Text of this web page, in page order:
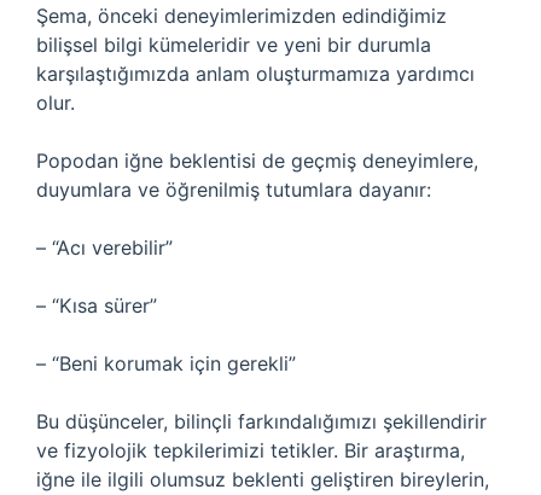
Şema, önceki deneyimlerimizden edindiğimiz
bilişsel bilgi kümeleridir ve yeni bir durumla
karşılaştığımızda anlam oluşturmamıza yardımcı
olur.
Popodan iğne beklentisi de geçmiş deneyimlere,
duyumlara ve öğrenilmiş tutumlara dayanır:
– “Acı verebilir”
– “Kısa sürer”
– “Beni korumak için gerekli”
Bu düşünceler, bilinçli farkındalığımızı şekillendirir
ve fizyolojik tepkilerimizi tetikler. Bir araştırma,
iğne ile ilgili olumsuz beklenti geliştiren bireylerin,